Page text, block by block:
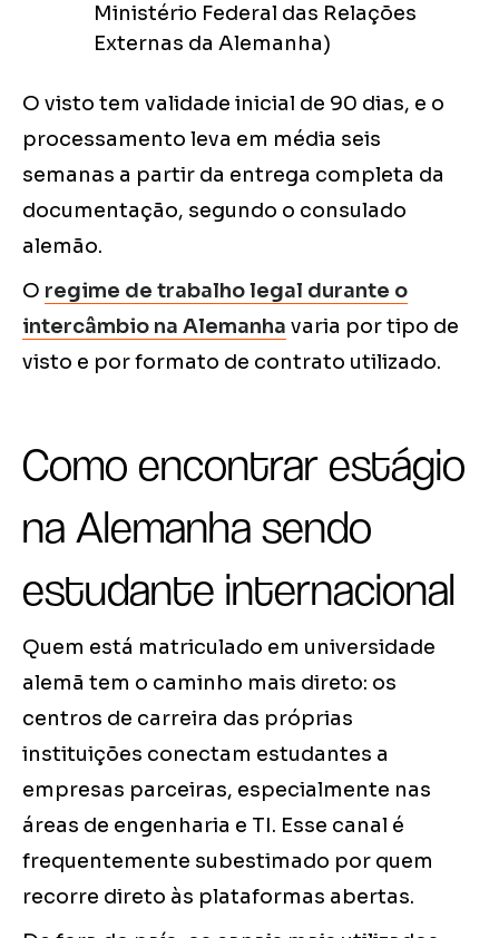
Ministério Federal das Relações
Externas da Alemanha)
O visto tem validade inicial de 90 dias, e o
processamento leva em média seis
semanas a partir da entrega completa da
documentação, segundo o consulado
alemão.
O regime de trabalho legal durante o
intercâmbio na Alemanha varia por tipo de
visto e por formato de contrato utilizado.
Como encontrar estágio
na Alemanha sendo
estudante internacional
Quem está matriculado em universidade
alemã tem o caminho mais direto: os
centros de carreira das próprias
instituições conectam estudantes a
empresas parceiras, especialmente nas
áreas de engenharia e TI. Esse canal é
frequentemente subestimado por quem
recorre direto às plataformas abertas.